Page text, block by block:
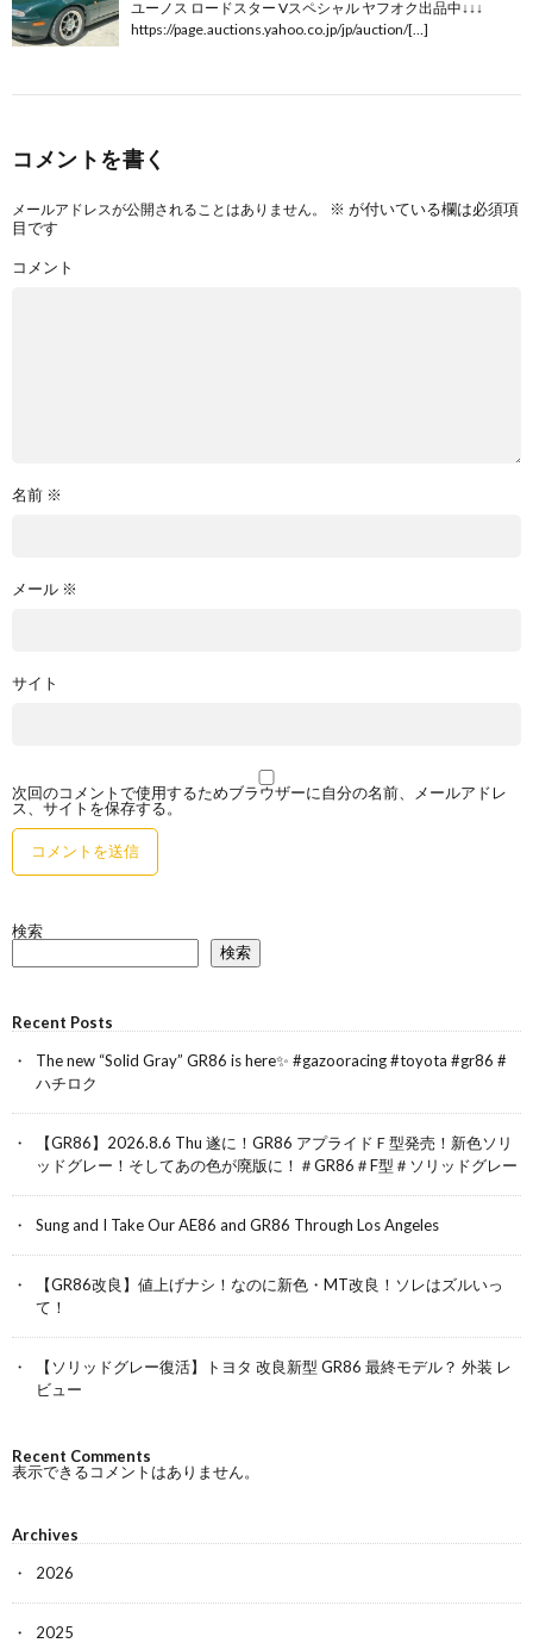
ユーノス ロードスター Vスペシャル ヤフオク出品中↓↓↓
https://page.auctions.yahoo.co.jp/jp/auction/[…]
コメントを書く
メールアドレスが公開されることはありません。 ※ が付いている欄は必須項
目です
コメント
名前 ※
メール ※
サイト
次回のコメントで使用するためブラウザーに自分の名前、メールアドレ
ス、サイトを保存する。
検索
検索
Recent Posts
The new “Solid Gray” GR86 is here✨ #gazooracing #toyota #gr86 #
ハチロク
【GR86】2026.8.6 Thu 遂に！GR86 アプライドＦ型発売！新色ソリ
ッドグレー！そしてあの色が廃版に！＃GR86＃F型＃ソリッドグレー
Sung and I Take Our AE86 and GR86 Through Los Angeles
【GR86改良】値上げナシ！なのに新色・MT改良！ソレはズルいっ
て！
【ソリッドグレー復活】トヨタ 改良新型 GR86 最終モデル？ 外装 レ
ビュー
Recent Comments
表示できるコメントはありません。
Archives
2026
2025